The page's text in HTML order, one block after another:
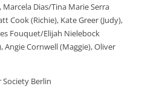
Dias/Tina Marie Serra
Cook (Richie), Kate Greer (Judy),
Fouquet/Elijah Nielebock
Angie Cornwell (Maggie), Oliver
Berlin